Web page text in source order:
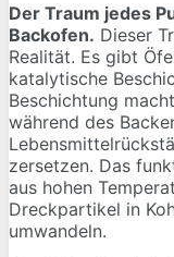
Der Traum jedes
Backofen. Dieser
Realität. Es gibt
katalytische
Beschichtung
während des
zersetzen. Das
aus hohen
Dreckpartikel in
umwandeln.